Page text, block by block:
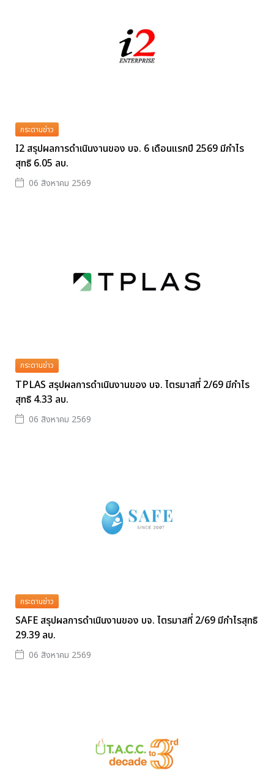
กระดานข่าว
I2 สรุปผลการดำเนินงานของ บจ. 6 เดือนแรกปี 2569 มีกำไร
สุทธิ 6.05 ลบ.
06 สิงหาคม 2569
กระดานข่าว
TPLAS สรุปผลการดำเนินงานของ บจ. ไตรมาสที่ 2/69 มีกำไร
สุทธิ 4.33 ลบ.
06 สิงหาคม 2569
กระดานข่าว
SAFE สรุปผลการดำเนินงานของ บจ. ไตรมาสที่ 2/69 มีกำไรสุทธิ
29.39 ลบ.
06 สิงหาคม 2569